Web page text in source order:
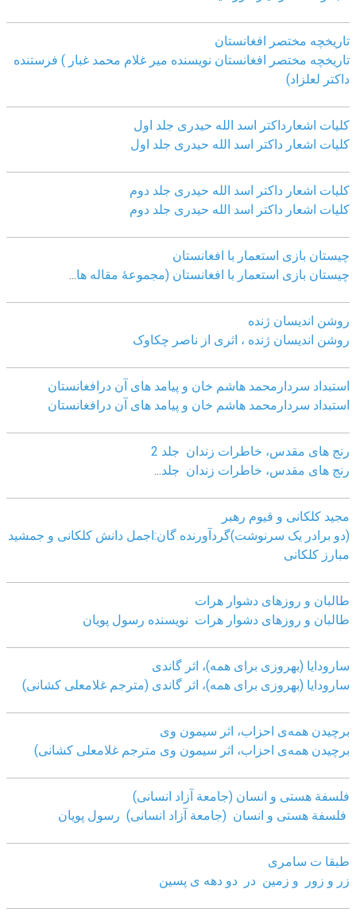
تاریخچه مختصر افغانستان
تاریخچه مختصر افغانستان نویسنده میر غلام محمد غبار ) فرستنده
داکتر لعلزاد)
کلیات اشعارداکتر اسد الله حیدری جلد اول
کلیات اشعار داکتر اسد الله حیدری جلد اول
کلیات اشعار داکتر اسد الله حیدری جلد دوم
کلیات اشعار داکتر اسد الله حیدری جلد دوم
چيستان بازی استعمار با افغانستان
چيستان بازی استعمار با افغانستان (مجموعۀ مقاله ها
روشن اندیسان ژنده
روشن اندیسان ژنده ، اثری از ناصر چکاوک
استبداد سردارمحمد هاشم خان و پیامد های آن درافغانستان
استبداد سردارمحمد هاشم خان و پیامد های آن درافغانستان
رنج های مقدس، خاطرات زندان جلد 2
رنج های مقدس، خاطرات زندان جلد
مجید کلکانی و قیوم رهبر
(دو برادر یک سرنوشت)گردآورنده گان:اجمل دانش کلکانی و جمشید
مبارز کلکانی
طالبان و روزهای دشوار هرات
طالبان و روزهای دشوار هرات نویسنده رسول پویان
سارودایا (بهروزی برای همه)، اثر گاندی
سارودایا (بهروزی برای همه)، اثر گاندی (مترجم غلامعلی کشانی)
برچیدن همه‌ی احزاب، اثر سیمون وی
برچیدن همه‌ی احزاب، اثر سیمون وی مترجم غلامعلی کشانی)
فلسفة هستی و انسان (جامعة آزاد انسانی)
فلسفة هستی و انسان (جامعة آزاد انسانی) رسول پویان
طبقا ت سامری
زر و زور و زمین در دو دهه ی پسین